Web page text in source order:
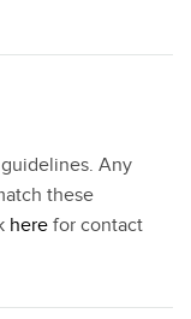
Any
these
here for contact